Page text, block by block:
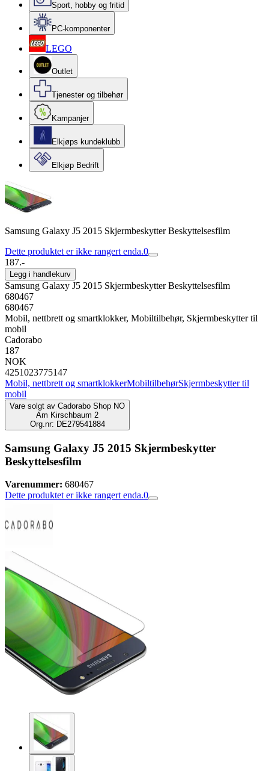
Sport, hobby og fritid
PC-komponenter
LEGO
Outlet
Tjenester og tilbehør
Kampanjer
Elkjøps kundeklubb
Elkjøp Bedrift
Samsung Galaxy J5 2015 Skjermbeskytter Beskyttelsesfilm
Dette produktet er ikke rangert enda.0
187.-
Legg i handlekurv
Samsung Galaxy J5 2015 Skjermbeskytter Beskyttelsesfilm
680467
680467
Mobil, nettbrett og smartklokker, Mobiltilbehør, Skjermbeskytter til
mobil
Cadorabo
187
NOK
4251023775147
Mobil, nettbrett og smartklokkerMobiltilbehørSkjermbeskytter til
mobil
Vare solgt av Cadorabo Shop NO
Am Kirschbaum 2
Org.nr: DE279541884
Samsung Galaxy J5 2015 Skjermbeskytter
Beskyttelsesfilm
Varenummer: 680467
Dette produktet er ikke rangert enda.0